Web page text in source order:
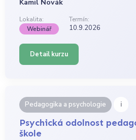
Kamil Novák
Lokalita:
Termín:
Webinář
10.9.2026
Detail kurzu
Pedagogika a psychologie i
Psychická odolnost
škole